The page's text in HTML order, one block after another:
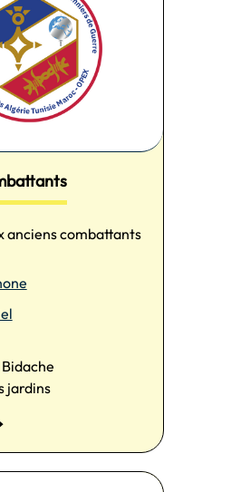
anciens combattants
jardins